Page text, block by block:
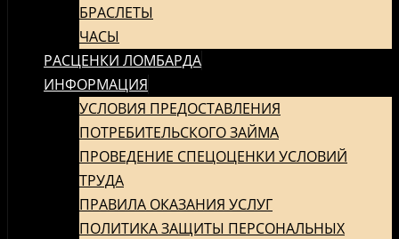
БРАСЛЕТЫ
ЧАСЫ
РАСЦЕНКИ ЛОМБАРДА
ИНФОРМАЦИЯ
УСЛОВИЯ ПРЕДОСТАВЛЕНИЯ
ПОТРЕБИТЕЛЬСКОГО ЗАЙМА
ПРОВЕДЕНИЕ СПЕЦОЦЕНКИ УСЛОВИЙ
ТРУДА
ПРАВИЛА ОКАЗАНИЯ УСЛУГ
ПОЛИТИКА ЗАЩИТЫ ПЕРСОНАЛЬНЫХ